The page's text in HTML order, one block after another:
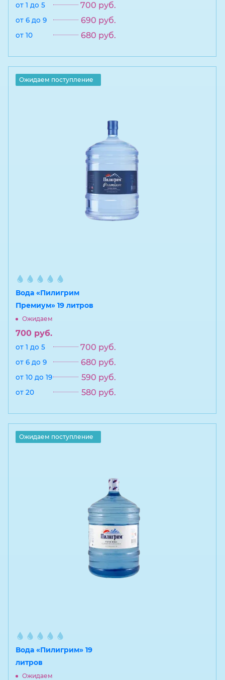
от 1 до 5 700 руб.
от 6 до 9 690 руб.
от 10 680 руб.
Ожидаем поступление
Вода «Пилигрим
Премиум» 19 литров
Ожидаем
700 руб.
от 1 до 5 700 руб.
от 6 до 9 680 руб.
от 10 до 19 590 руб.
от 20 580 руб.
Ожидаем поступление
Вода «Пилигрим» 19
литров
Ожидаем